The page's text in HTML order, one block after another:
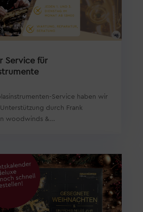
Service für
Service haben wir
durch Frank
woodwinds &...